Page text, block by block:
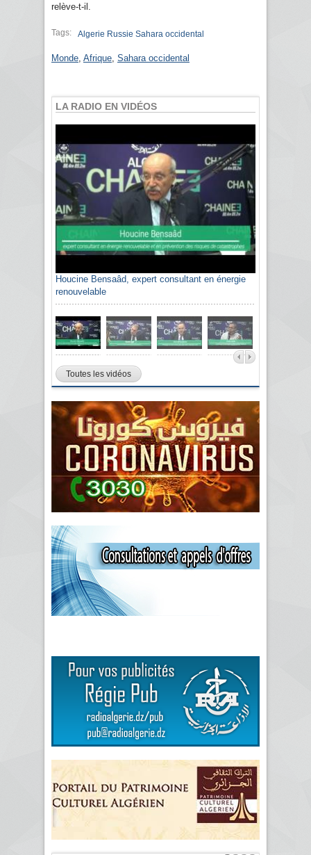
relève-t-il.
Tags: Algerie Russie Sahara occidental
Monde Afrique Sahara occidental
LA RADIO EN VIDÉOS
Houcine Bensaâd, expert consultant en énergie
renouvelable
Toutes les vidéos